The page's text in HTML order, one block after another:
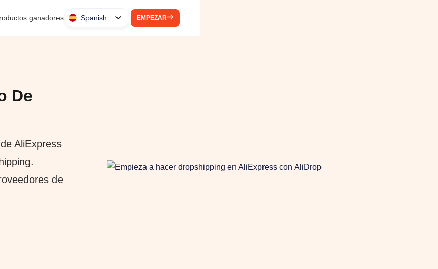
ganadores Spanish EMPEZAR
De
AliExpress
de